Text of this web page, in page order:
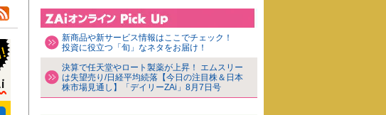
新商品や新サービス情報はここでチェック！
投資に役立つ「旬」なネタをお届け！
決算で任天堂やロート製薬が上昇！ エムスリー
は失望売り/日経平均続落【今日の注目株＆日本
株市場見通し】「デイリーZAi」8月7日号